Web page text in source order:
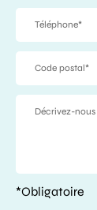
*Obligatoire